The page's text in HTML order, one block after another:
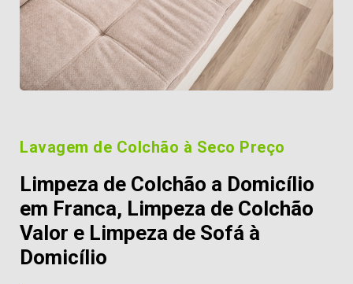
Lavagem de Colchão à Seco Preço
Limpeza de Colchão a Domicílio
em Franca, Limpeza de Colchão
Valor e Limpeza de Sofá à
Domicílio